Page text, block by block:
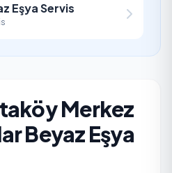
Eşya Servis
Merkez
Beyaz Eşya